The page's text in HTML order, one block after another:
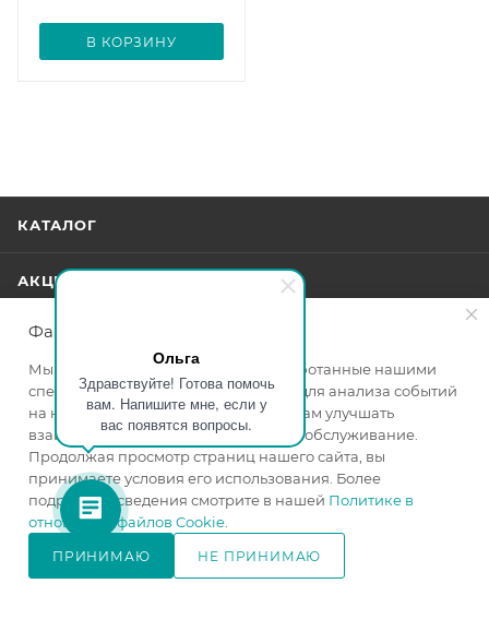
Ольга
Здравствуйте! Готова помочь
вам. Напишите мне, если у
вас появятся вопросы.
В КОРЗИНУ
В КОРЗИНУ
КАТАЛОГ
АКЦИИ
УСЛУГИ
БРЕНДЫ
КОМПАНИЯ
ИНФОРМАЦИЯ
ПОМОЩЬ
Файлы cookie
Мы используем файлы cookie, разработанные нашими
специалистами и третьими лицами, для анализа событий
на нашем веб-сайте, что позволяет нам улучшать
взаимодействие с пользователями и обслуживание.
Продолжая просмотр страниц нашего сайта, вы
принимаете условия его использования. Более
подробные сведения смотрите в нашей Политике в
отношении файлов Cookie
ПРИНИМАЮ НЕ ПРИНИМАЮ